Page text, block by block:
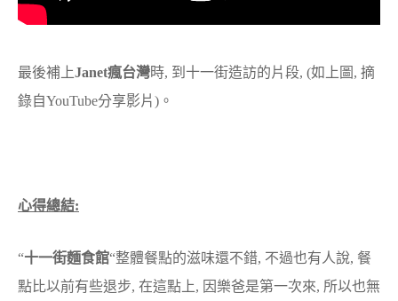
最後補上Janet瘋台灣時, 到十一街造訪的片段, (如上圖, 摘
錄自YouTube分享影片)。
心得總結:
“十一街麵食館“整體餐點的滋味還不錯, 不過也有人說, 餐
點比以前有些退步, 在這點上, 因樂爸是第一次來, 所以也無